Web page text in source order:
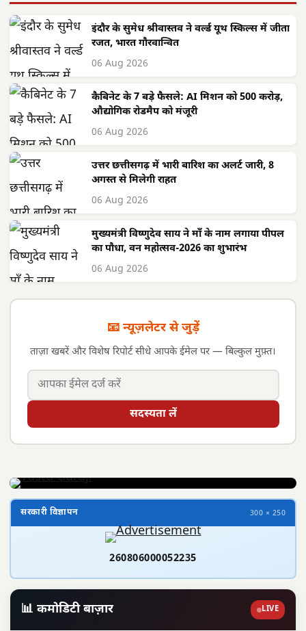
इंदौर के सुमेध श्रीवास्तव ने वर्ल्ड यूथ स्किल्स में जीता
रजत, भारत गौरवान्वित
06 Aug 2026
कैबिनेट के 7 बड़े फैसले: AI मिशन को 500 करोड़,
औद्योगिक रोडमैप को मंजूरी
06 Aug 2026
उत्तर छत्तीसगढ़ में भारी बारिश का अलर्ट जारी, 8
अगस्त से मिलेगी राहत
06 Aug 2026
मुख्यमंत्री विष्णुदेव साय ने माँ के नाम लगाया पीपल
का पौधा, वन महोत्सव-2026 का शुभारंभ
06 Aug 2026
📧 न्यूज़लेटर से जुड़ें
ताज़ा खबरें और विशेष रिपोर्ट सीधे आपके ईमेल पर — बिल्कुल मुफ़्त।
सदस्यता लें
सरकारी विज्ञापन 300 × 250
260806000052235
📊 कमोडिटी बाज़ार LIVE